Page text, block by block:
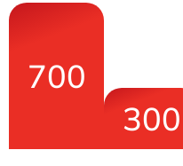
700
300